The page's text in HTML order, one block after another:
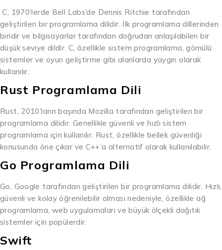
C, 1970’lerde Bell Labs’de Dennis Ritchie tarafından
geliştirilen bir programlama dilidir. İlk programlama dillerinden
biridir ve bilgisayarlar tarafından doğrudan anlaşılabilen bir
düşük seviye dildir. C, özellikle sistem programlama, gömülü
sistemler ve oyun geliştirme gibi alanlarda yaygın olarak
kullanılır.
Rust Programlama Dili
Rust, 2010’ların başında Mozilla tarafından geliştirilen bir
programlama dilidir. Genellikle güvenli ve hızlı sistem
programlama için kullanılır. Rust, özellikle bellek güvenliği
konusunda öne çıkar ve C++’a alternatif olarak kullanılabilir.
Go Programlama Dili
Go, Google tarafından geliştirilen bir programlama dilidir. Hızlı,
güvenli ve kolay öğrenilebilir olması nedeniyle, özellikle ağ
programlama, web uygulamaları ve büyük ölçekli dağıtık
sistemler için popülerdir.
Swift